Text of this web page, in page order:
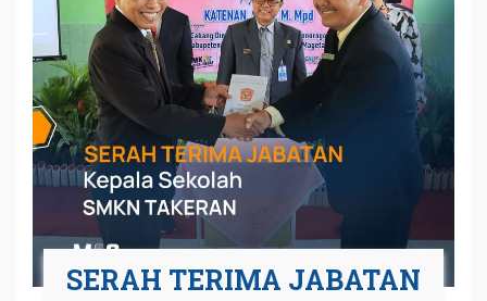
SERAH TERIMA JABATAN